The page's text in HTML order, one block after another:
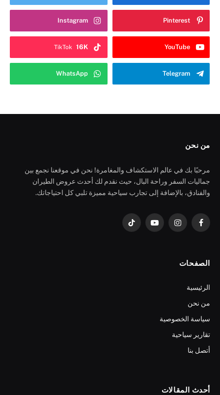
Pinterest
Instagram
YouTube
TikTok 16K
Telegram
WhatsApp
من نحن
مرحبًا بك في عالم الاستكشاف والمغامرة! نحن في موقعنا نجمع بين
جماليات السفر وراحة البال، حيث نقدم لك أحدث عروض الطيران
والفنادق، بالإضافة إلى تجارب سياحية مميزة تلبي كل احتياجاتك.
فيسبوكالانستغراميوتيوب تيكتوك
الصفحات
الرئيسية
من نحن
سياسة الخصوصية
تقارير سياحية
أتصل بنا
أحدث المقالات